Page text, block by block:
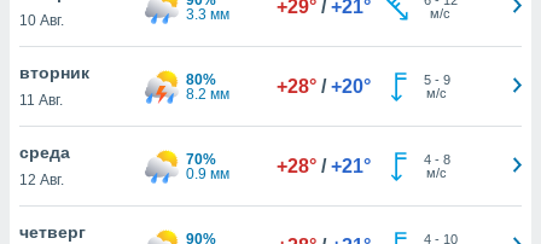
действия
рекламу
10 Авг.
3.3 мм
+29° / +21°
м/с
вторник
11 Авг.
80%
8.2 мм
+28° / +20° 5- 9
м/с
среда
12 Авг.
70%
0.9 мм
+28° / +21° 4- 8
м/с
четверг
90%
4- 10